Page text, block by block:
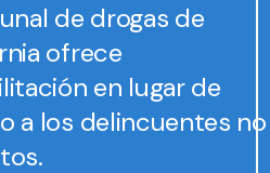
de drogas de
ofrece
en lugar de
a los delincuentes no